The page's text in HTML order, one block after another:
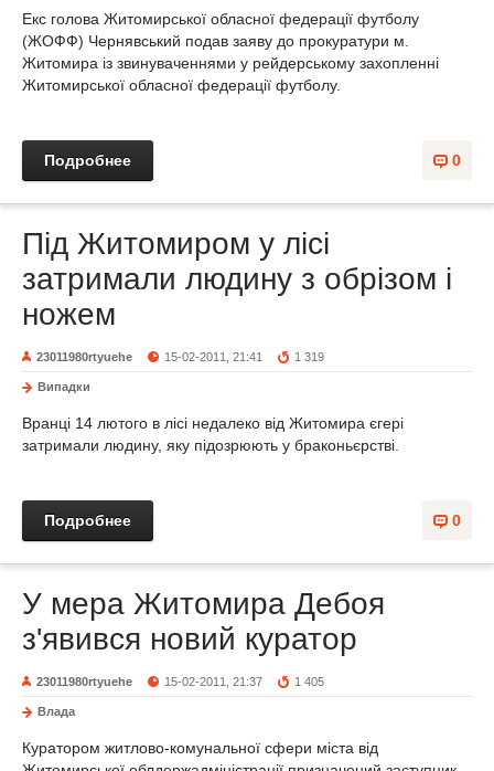
Екс голова Житомирської обласної федерації футболу
(ЖОФФ) Чернявський подав заяву до прокуратури м.
Житомира із звинуваченнями у рейдерському захопленні
Житомирської обласної федерації футболу.
0
Подробнее
Під Житомиром у лісі
затримали людину з обрізом і
ножем
23011980rtyuehe 15-02-2011, 21:41 1 319
Випадки
Вранці 14 лютого в лісі недалеко від Житомира єгері
затримали людину, яку підозрюють у браконьєрстві.
0
Подробнее
У мера Житомира Дебоя
з'явився новий куратор
23011980rtyuehe 15-02-2011, 21:37 1 405
Влада
Куратором житлово-комунальної сфери міста від